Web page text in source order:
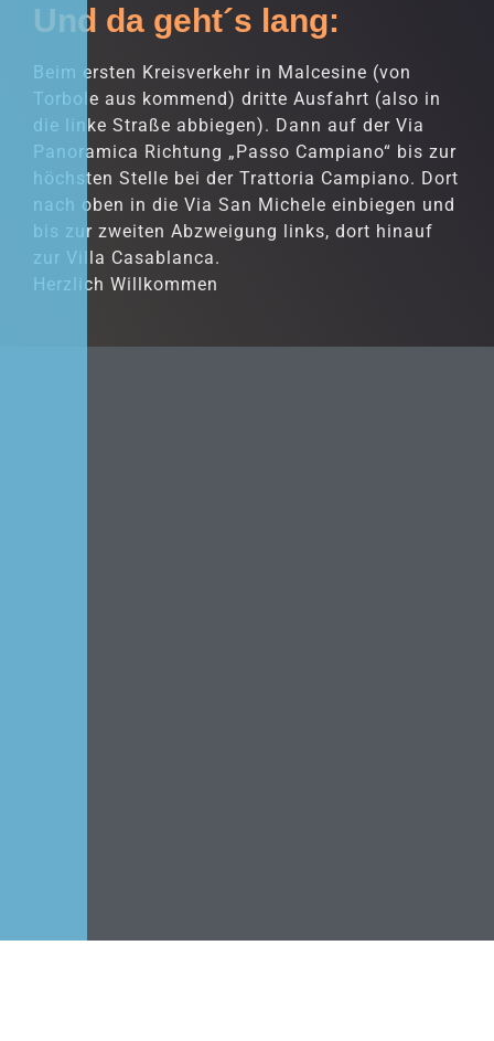
Und da geht´s lang:
Beim ersten Kreisverkehr in Malcesine (von
Torbole aus kommend) dritte Ausfahrt (also in
die linke Straße abbiegen). Dann auf der Via
Panoramica Richtung „Passo Campiano“ bis zur
höchsten Stelle bei der Trattoria Campiano. Dort
nach oben in die Via San Michele einbiegen und
bis zur zweiten Abzweigung links, dort hinauf
zur Villa Casablanca.
Herzlich Willkommen